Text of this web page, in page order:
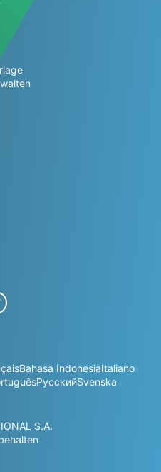
Bahasa IndonesiaItaliano
РусскийSvenska
S.A.